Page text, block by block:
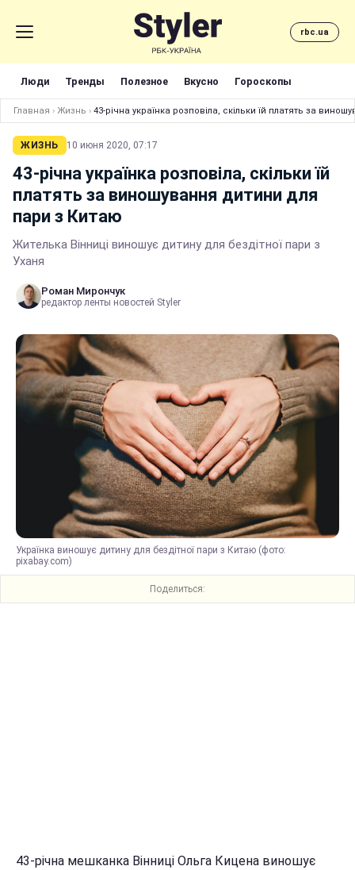
rbc.ua
Люди Тренды Полезное Вкусно Гороскопы
Главная › Жизнь › 43-річна українка розповіла, скільки їй платять за
ЖИЗНЬ 10 июня 2020, 07:17
43-річна українка розповіла, скільки їй
платять за виношування дитини для
пари з Китаю
Жителька Вінниці виношує дитину для бездітної пари з
Уханя
Роман Мирончук
редактор ленты новостей Styler
Українка виношує дитину для бездітної пари з Китаю (фото:
pixabay.com)
Поделиться:
43-річна мешканка Вінниці Ольга Кицена виношує